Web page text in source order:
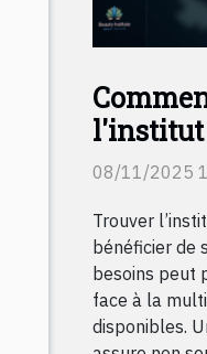
l'institut
idéal
08/11/2025
Trouver
bénéficier de
besoins peut
face à la
disponibles.